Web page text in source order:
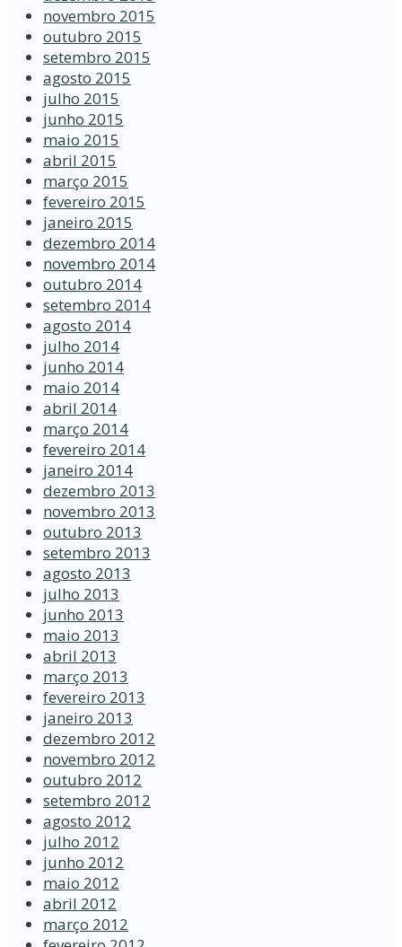
novembro 2015
outubro 2015
setembro 2015
agosto 2015
julho 2015
junho 2015
maio 2015
abril 2015
março 2015
fevereiro 2015
janeiro 2015
dezembro 2014
novembro 2014
outubro 2014
setembro 2014
agosto 2014
julho 2014
junho 2014
maio 2014
abril 2014
março 2014
fevereiro 2014
janeiro 2014
dezembro 2013
novembro 2013
outubro 2013
setembro 2013
agosto 2013
julho 2013
junho 2013
maio 2013
abril 2013
março 2013
fevereiro 2013
janeiro 2013
dezembro 2012
novembro 2012
outubro 2012
setembro 2012
agosto 2012
julho 2012
junho 2012
maio 2012
abril 2012
março 2012